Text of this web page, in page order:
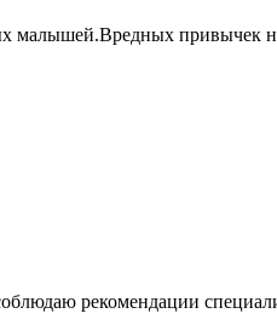
малышей.Вредных привычек
рекомендации